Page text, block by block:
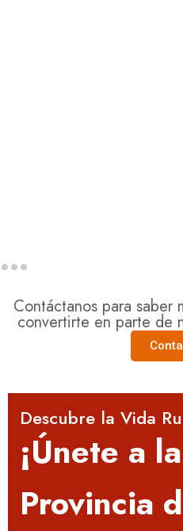
Contáctanos para saber
convertirte en parte de
Descubre la Vida
¡Únete a la
Provincia